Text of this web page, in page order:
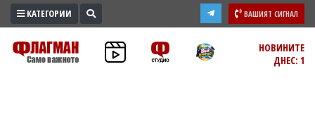
ПРОМО
ЗОНА
КАТЕГОРИИ ВАШИЯТ СИГНАЛ
НОВИНИТЕ
ДНЕС: 1